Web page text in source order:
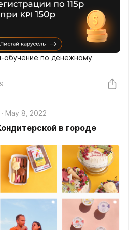
обучение по денежному
9
May 8, 2022
в городе